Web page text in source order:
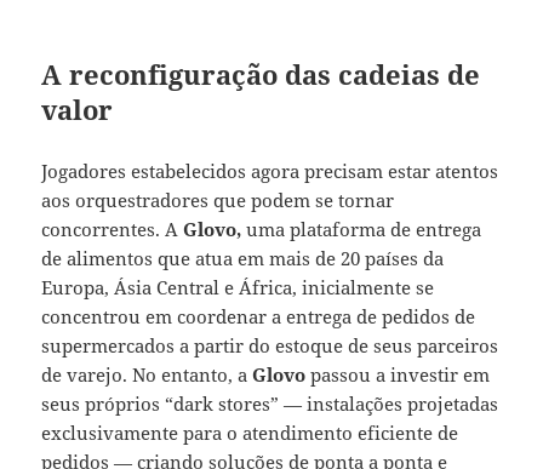
A reconfiguração das cadeias de
valor
Jogadores estabelecidos agora precisam estar atentos
aos orquestradores que podem se tornar
concorrentes. AGlovo, uma plataforma de entrega
de alimentos que atua em mais de 20 países da
Europa, Ásia Central e África, inicialmente se
concentrou em coordenar a entrega de pedidos de
supermercados a partir do estoque de seus parceiros
de varejo. No entanto, aGlovo passou a investir em
seus próprios “dark stores” — instalações projetadas
exclusivamente para o atendimento eficiente de
pedidos — criando soluções de ponta a ponta e